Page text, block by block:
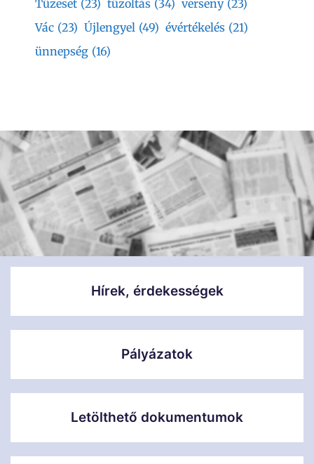
Tűzeset (23) tűzoltás (34) verseny (23)
Vác (23) Újlengyel (49) évértékelés (21)
ünnepség (16)
Hírek, érdekességek
Pályázatok
Letölthető dokumentumok